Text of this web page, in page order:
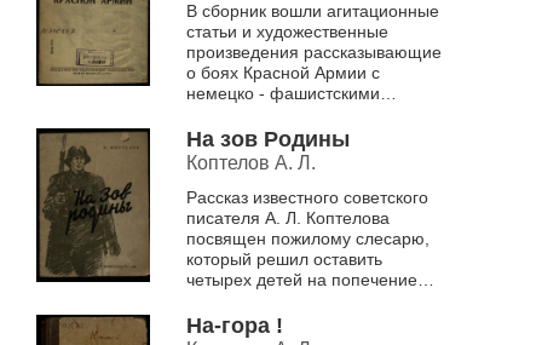
В сборник вошли агитационные
статьи и художественные
произведения рассказывающие
о боях Красной Армии с
немецко - фашистскими
На зов Родины
Коптелов А. Л.
Рассказ известного советского
писателя А. Л. Коптелова
посвящен пожилому слесарю,
который решил оставить
четырех детей на попечение
добровольцем
На-гора !